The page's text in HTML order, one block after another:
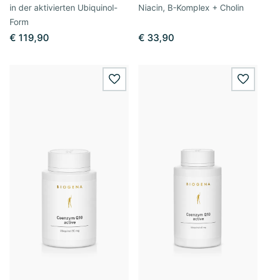
in der aktivierten Ubiquinol-
Form
€ 119,90
Niacin, B-Komplex + Cholin
€ 33,90
wishlist.add